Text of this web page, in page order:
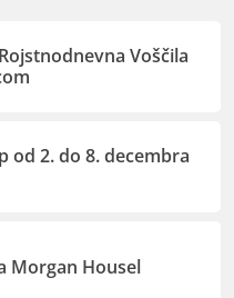
Voščila
od 2. do 8. decembra
Morgan Housel